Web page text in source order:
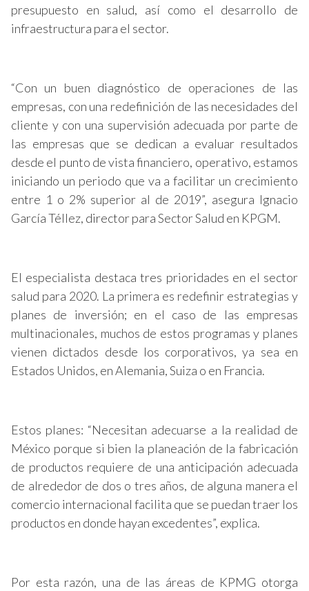
presupuesto en salud, así como el desarrollo de
infraestructura para el sector.
“Con un buen diagnóstico de operaciones de las
empresas, con una redefinición de las necesidades del
cliente y con una supervisión adecuada por parte de
las empresas que se dedican a evaluar resultados
desde el punto de vista financiero, operativo, estamos
iniciando un periodo que va a facilitar un crecimiento
entre 1 o 2% superior al de 2019”, asegura Ignacio
García Téllez, director para Sector Salud en KPGM.
El especialista destaca tres prioridades en el sector
salud para 2020. La primera es redefinir estrategias y
planes de inversión; en el caso de las empresas
multinacionales, muchos de estos programas y planes
vienen dictados desde los corporativos, ya sea en
Estados Unidos, en Alemania, Suiza o en Francia.
Estos planes: “Necesitan adecuarse a la realidad de
México porque si bien la planeación de la fabricación
de productos requiere de una anticipación adecuada
de alrededor de dos o tres años, de alguna manera el
comercio internacional facilita que se puedan traer los
productos en donde hayan excedentes”, explica.
Por esta razón, una de las áreas de KPMG otorga